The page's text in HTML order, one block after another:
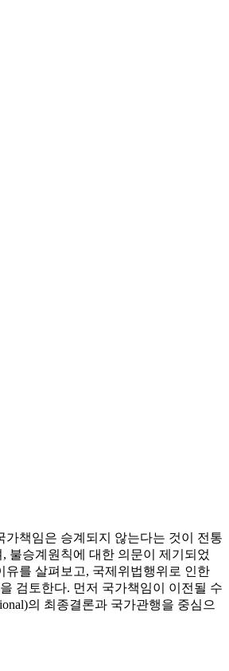
책임은 승계되지 않는다는 것이 전통
불승계원칙에 대한 의문이 제기되었
를 살펴보고, 국제위법행위로 인한
검토한다. 먼저 국가책임이 이전될 수
의 최종결론과 국가관행을 중심으